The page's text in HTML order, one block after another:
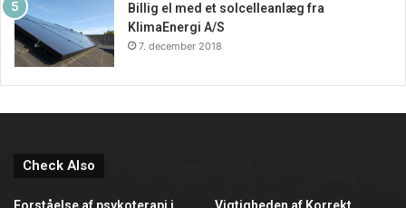
Billig el med et solcelleanlæg fra
KlimaEnergi A/S
7. december 2018
Check Also